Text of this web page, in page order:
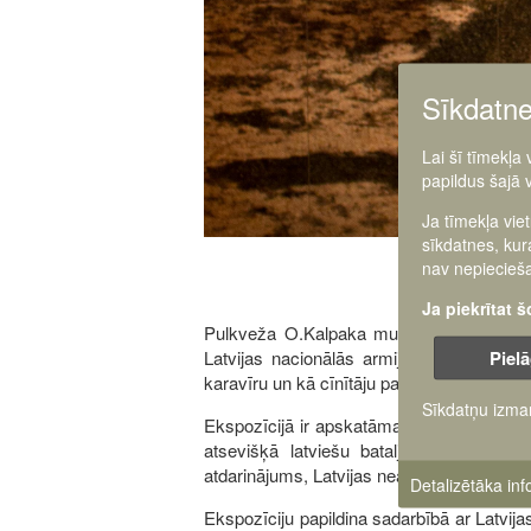
Pulkveža O.Kalpaka muzeja un
Latvijas nacionālās armijas un
karavīru un kā cīnītāju par Latvijas
Ekspozīcijā ir apskatāmas unikālas
atsevišķā latviešu bataljona
atdarinājums, Latvijas neatkarības rotas
Ekspozīciju papildina sadarbībā ar
Lai šī tīmekļa
papildus šajā
Ja tīmekļa
sīkdatnes,
nav
Ja piekrītat
Sīkdatņu
Detalizētāka